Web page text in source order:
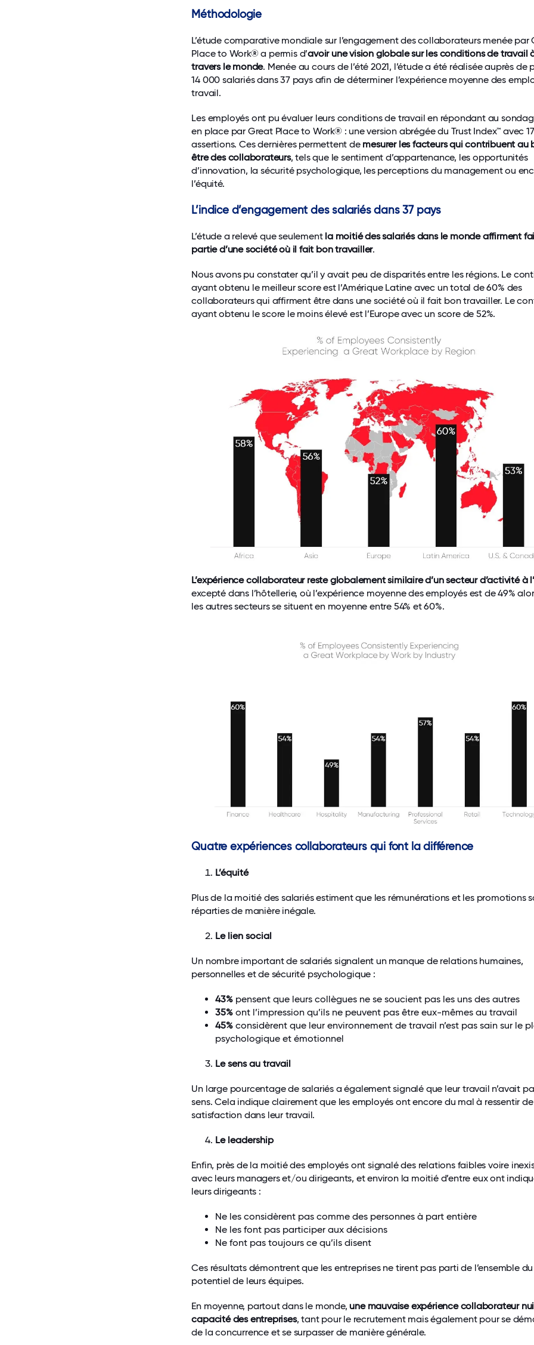
Méthodologie
L’étude comparative mondiale sur l’engagement des collaborateurs menée par
Place to Work® a permis d’avoir une vision globale sur les conditions de travail
travers le monde. Menée au cours de l’été 2021, l’étude a été réalisée auprès de
14 000 salariés dans 37 pays afin de déterminer l’expérience moyenne des
travail.
Les employés ont pu évaluer leurs conditions de travail en répondant au
en place par Great Place to Work® : une version abrégée du Trust Index™ avec 17
assertions. Ces dernières permettent de mesurer les facteurs qui contribuent au
être des collaborateurs, tels que le sentiment d’appartenance, les opportunités
d’innovation, la sécurité psychologique, les perceptions du management ou
l’équité.
L’indice d’engagement des salariés dans 37 pays
L’étude a relevé que seulement la moitié des salariés dans le monde affirment
partie d’une société où il fait bon travailler.
Nous avons pu constater qu’il y avait peu de disparités entre les régions. Le
ayant obtenu le meilleur score est l’Amérique Latine avec un total de 60% des
collaborateurs qui affirment être dans une société où il fait bon travailler. Le
ayant obtenu le score le moins élevé est l’Europe avec un score de 52%.
L’expérience collaborateur reste globalement similaire d’un secteur d’activité à
excepté dans l’hôtellerie, où l’expérience moyenne des employés est de 49%
les autres secteurs se situent en moyenne entre 54% et 60%.
Quatre expériences collaborateurs qui font la différence
L’équité
Plus de la moitié des salariés estiment que les rémunérations et les promotions
réparties de manière inégale.
Le lien social
Un nombre important de salariés signalent un manque de relations humaines,
personnelles et de sécurité psychologique :
43% pensent que leurs collègues ne se soucient pas les uns des autres
35% ont l’impression qu’ils ne peuvent pas être eux-mêmes au travail
45% considèrent que leur environnement de travail n’est pas sain sur le
psychologique et émotionnel
Le sens au travail
Un large pourcentage de salariés a également signalé que leur travail n’avait
sens. Cela indique clairement que les employés ont encore du mal à ressentir
satisfaction dans leur travail.
Le leadership
Enfin, près de la moitié des employés ont signalé des relations faibles voire
avec leurs managers et/ou dirigeants, et environ la moitié d’entre eux ont
leurs dirigeants :
Ne les considèrent pas comme des personnes à part entière
Ne les font pas participer aux décisions
Ne font pas toujours ce qu’ils disent
Ces résultats démontrent que les entreprises ne tirent pas parti de l’ensemble du
potentiel de leurs équipes.
En moyenne, partout dans le monde,une mauvaise expérience collaborateur
capacité des entreprises, tant pour le recrutement mais également pour se
de la concurrence et se surpasser de manière générale.